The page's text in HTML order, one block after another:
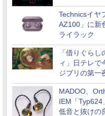
Technicsイヤ
AZ100」に新
ライラック
「借りぐら
ィ」日テレで
ジブリの第一
MADOO、
IEM「Typ624
低音と抜けの